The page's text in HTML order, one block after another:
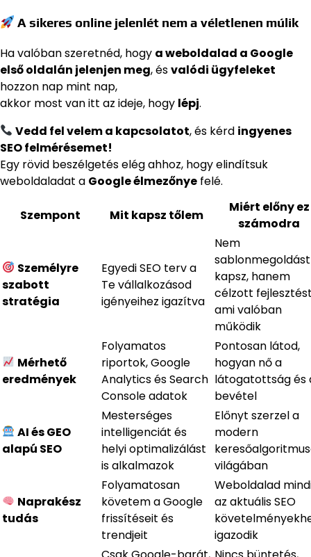
A sikeres online jelenlét nem a véletlenen múlik
Ha valóban szeretnéd, hogy a weboldalad a Google
első oldalán jelenjen meg, ésvalódi ügyfeleket
hozzon nap mint nap,
akkor most van itt az ideje, hogy lépj.
Vedd fel velem a kapcsolatot, és kérd ingyenes
SEO felmérésemet!
Egy rövid beszélgetés elég ahhoz, hogy elindítsuk
weboldaladat a Google élmezőnye felé.
Szempont Mit kapsz tőlem
Miért előny ez
számodra
Személyre
szabott
stratégia
Egyedi SEO terv a
Te vállalkozásod
igényeihez igazítva
Nem
sablonmegoldást
kapsz, hanem
célzott
ami valóban
működik
Mérhető
eredmények
Folyamatos
riportok, Google
Analytics és Search
Console adatok
Pontosan látod,
hogyan nő a
látogatottság és
bevétel
AI és GEO
alapú SEO
Mesterséges
intelligenciát és
helyi optimalizálást
is alkalmazok
Előnyt szerzel a
modern
világában
Naprakész
tudás
Folyamatosan
követem a Google
frissítéseit és
trendjeit
Weboldalad
az aktuális SEO
igazodik